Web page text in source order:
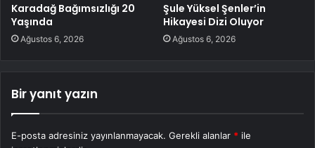
Karadağ Bağımsızlığı 20
Yaşında
Ağustos 6, 2026
Şule Yüksel Şenler’in
Hikayesi Dizi Oluyor
Ağustos 6, 2026
Bir yanıt yazın
E-posta adresiniz yayınlanmayacak. Gerekli alanlar * ile